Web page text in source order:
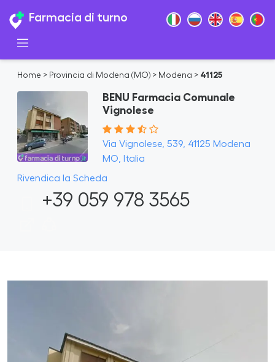
Farmacia di turno
Home > Provincia di Modena (MO) > Modena > 41125
BENU Farmacia Comunale
Vignolese
Via Vignolese, 539, 41125 Modena
MO, Italia
Rivendica la Scheda
+39 059 978 3565